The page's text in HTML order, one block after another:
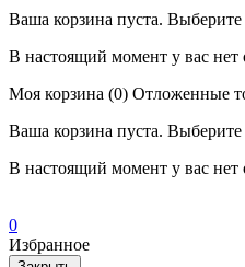
Ваша корзина пуста.
В настоящий момент у вас нет
Моя корзина (0) Отложенные
Ваша корзина пуста.
В настоящий момент у вас нет
0
Избранное